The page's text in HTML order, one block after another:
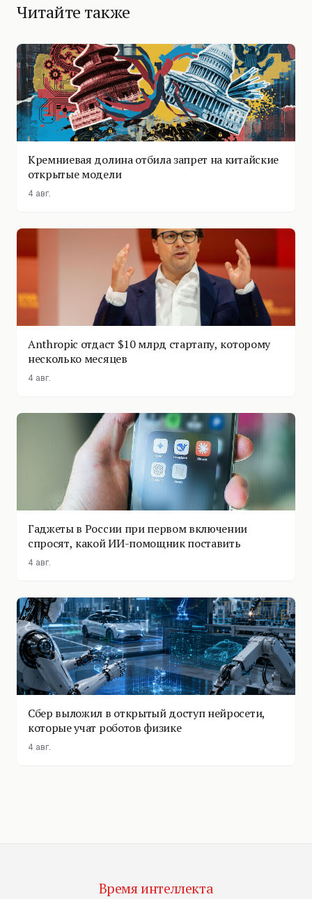
Читайте также
Кремниевая долина отбила запрет на китайские
открытые модели
4 авг.
Anthropic отдаст $10 млрд стартапу, которому
несколько месяцев
4 авг.
Гаджеты в России при первом включении
спросят, какой ИИ-помощник поставить
4 авг.
Сбер выложил в открытый доступ нейросети,
которые учат роботов физике
4 авг.
Время интеллекта